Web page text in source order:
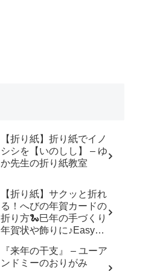
【折り紙】折り紙でイノ
シシを【いのしし】 – ゆ
か先生の折り紙教室
【折り紙】サクッと折れ
る！へびの年賀カードの
折り方🐍巳年の手づくり
年賀状や飾りに♪Easy
蛇 | 종이접기 뱀#折り紙#
蛇#へび#巳年#年賀状#
『来年の干支』 – ユーア
ンドミーのおりがみ